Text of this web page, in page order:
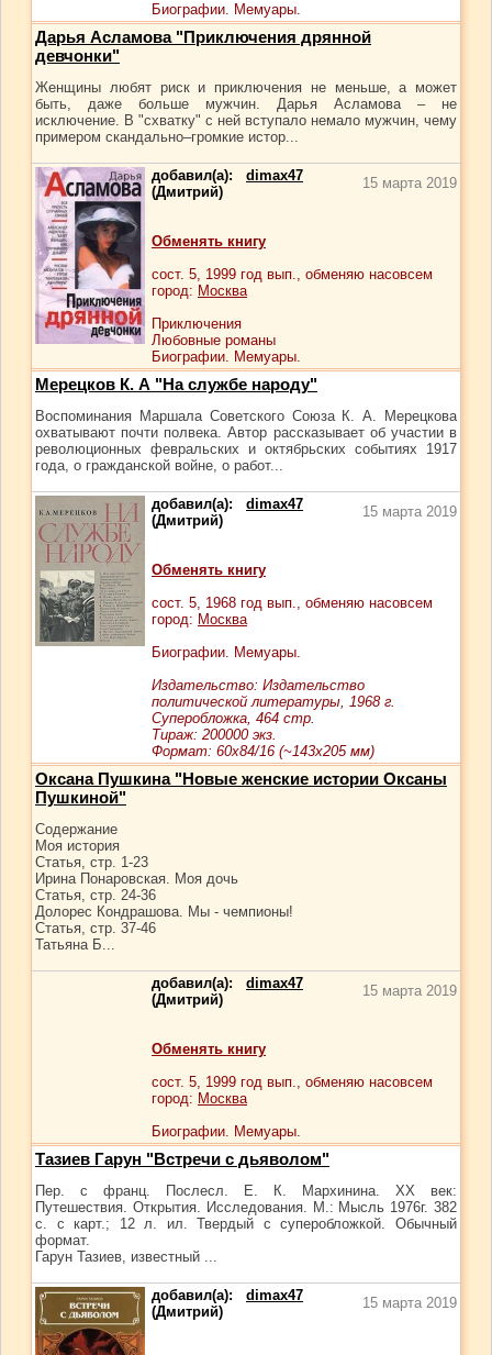
Биографии. Мемуары.
Дарья Асламова "Приключения дрянной
девчонки"
Женщины любят риск и приключения не меньше, а может
быть, даже больше мужчин. Дарья Асламова – не
исключение. В "схватку" с ней вступало немало мужчин, чему
примером скандально–громкие истор...
добавил(а): dimax47
(Дмитрий)
15 марта 2019
Обменять книгу
сост. 5, 1999 год вып., обменяю насовсем
город: Москва
Приключения
Любовные романы
Биографии. Мемуары.
Мерецков К. А "На службе народу"
Воспоминания Маршала Советского Союза К. А. Мерецкова
охватывают почти полвека. Автор рассказывает об участии в
революционных февральских и октябрьских событиях 1917
года, о гражданской войне, о работ...
добавил(а): dimax47
(Дмитрий)
15 марта 2019
Обменять книгу
сост. 5, 1968 год вып., обменяю насовсем
город: Москва
Биографии. Мемуары.
Издательство: Издательство
политической литературы, 1968 г.
Суперобложка, 464 стр.
Тираж: 200000 экз.
Формат: 60x84/16 (~143х205 мм)
Оксана Пушкина "Новые женские истории Оксаны
Пушкиной"
Содержание
Моя история
Статья, стр. 1-23
Ирина Понаровская. Моя дочь
Статья, стр. 24-36
Долорес Кондрашова. Мы - чемпионы!
Статья, стр. 37-46
Татьяна Б...
добавил(а): dimax47
(Дмитрий)
15 марта 2019
Обменять книгу
сост. 5, 1999 год вып., обменяю насовсем
город: Москва
Биографии. Мемуары.
Тазиев Гарун "Встречи с дьяволом"
Пер. с франц. Послесл. Е. К. Мархинина. XX век:
Путешествия. Открытия. Исследования. М.: Мысль 1976г. 382
с. с карт.; 12 л. ил. Твердый с суперобложкой. Обычный
формат.
Гарун Тазиев, известный ...
добавил(а): dimax47
(Дмитрий)
15 марта 2019